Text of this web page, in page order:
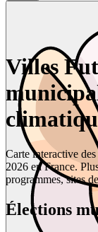
Villes
Carte interactive
2026 en France.
programmes, sites
Élections